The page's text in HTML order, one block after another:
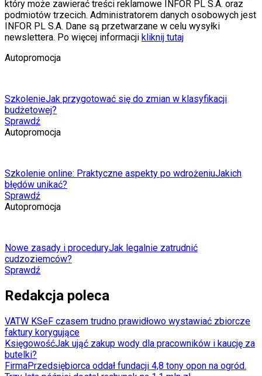
który może zawierać treści reklamowe INFOR PL S.A. oraz
podmiotów trzecich. Administratorem danych osobowych jest
INFOR PL S.A. Dane są przetwarzane w celu wysyłki
newslettera. Po więcej informacji kliknij tutaj
Autopromocja
SzkolenieJak przygotować się do zmian w klasyfikacji
budżetowej?
Sprawdź
Autopromocja
Szkolenie online: Praktyczne aspekty po wdrożeniuJakich
błędów unikać?
Sprawdź
Autopromocja
Nowe zasady i proceduryJak legalnie zatrudnić
cudzoziemców?
Sprawdź
Redakcja poleca
VATW KSeF czasem trudno prawidłowo wystawiać zbiorcze
faktury korygujące
KsięgowośćJak ująć zakup wody dla pracowników i kaucję za
butelki?
FirmaPrzedsiębiorca oddał fundacji 4,8 tony opon na ogród.